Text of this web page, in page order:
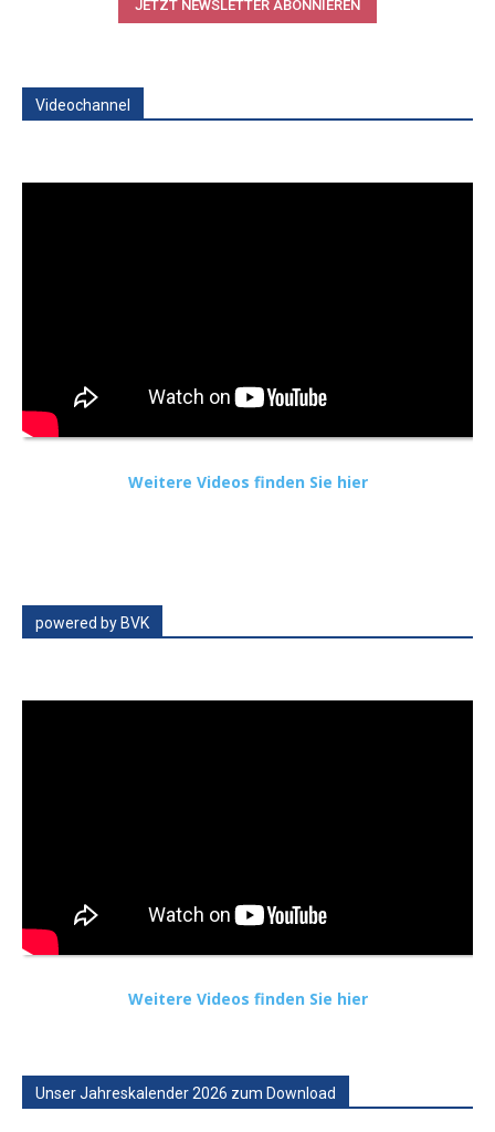
JETZT NEWSLETTER ABONNIEREN
Videochannel
Weitere Videos finden Sie hier
powered by BVK
Weitere Videos finden Sie hier
Unser Jahreskalender 2026 zum Download